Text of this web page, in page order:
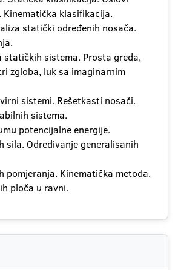
klasifikacija.
statički određenih nosača.
statičkih sistema. Prosta greda,
zgloba, luk sa imaginarnim
sistemi. Rešetkasti nosači.
sistema.
potencijalne energije.
sila. Određivanje generalisanih
pomjeranja. Kinematička metoda.
ploča u ravni.